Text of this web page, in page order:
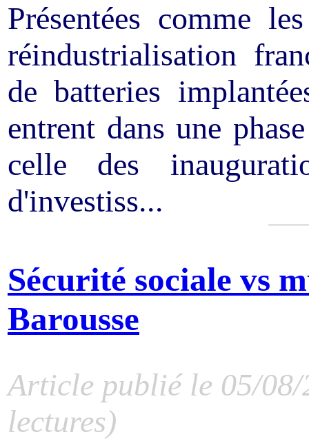
Présentées comme
réindustrialisation
de batteries
entrent dans une
celle des
d'investiss...
Sécurité sociale vs
Barousse
Article publié le 05/
lectures)